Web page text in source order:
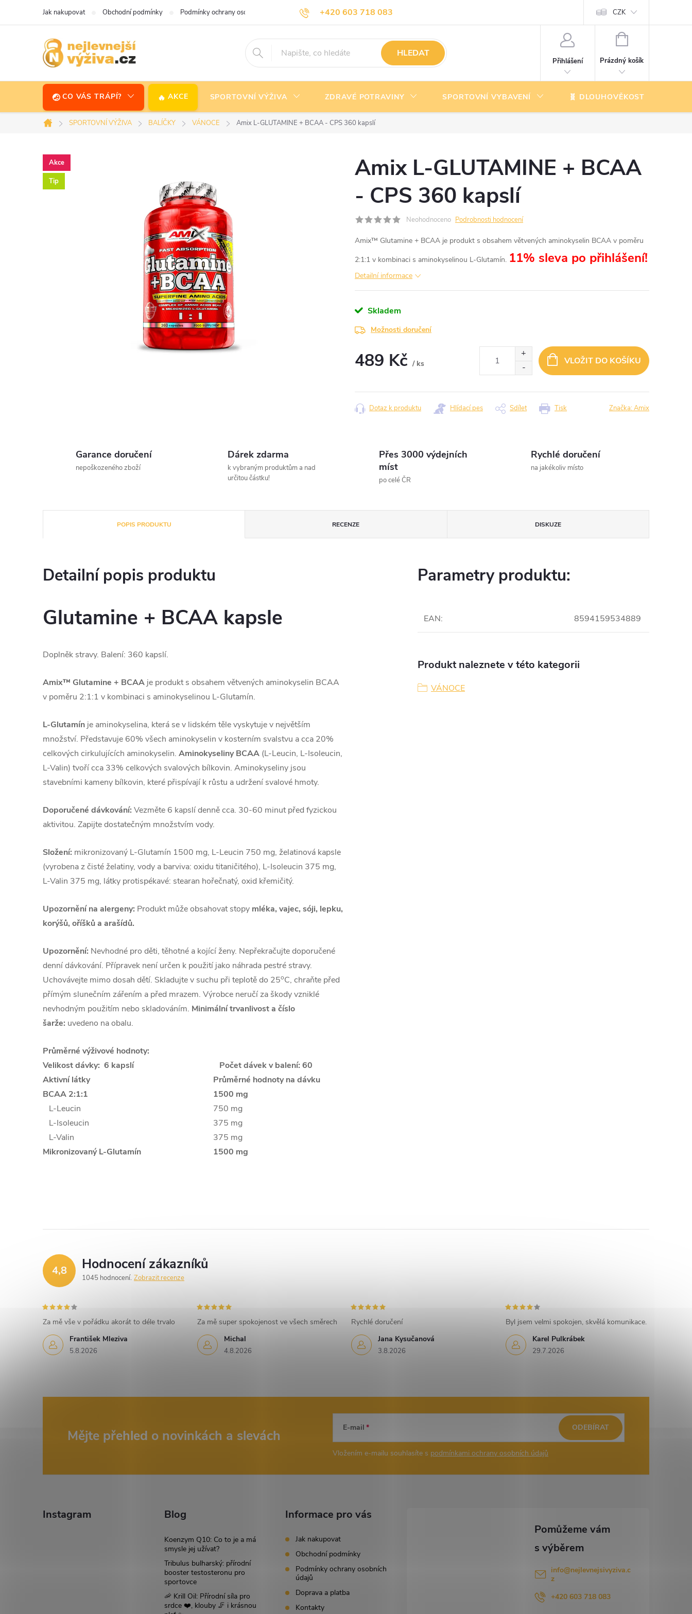
+420 603 718 083
info@nejlevnejsivyziva.cz
Jak nakupovat Obchodní podmínky Podmínky ochrany osobních údajů Doprava a platba Kontakty CZK
HLEDAT
Přihlášení
NÁKUPNÍ
Prázdný košík
CO VÁS TRÁPÍ? AKCE SPORTOVNÍ VÝŽIVA ZDRAVÉ POTRAVINY SPORTOVNÍ VYBAVENÍ 🧬 DLOUHOVĚKOST
Domů
SPORTOVNÍ VÝŽIVA BALÍČKY VÁNOCE Amix L-GLUTAMINE + BCAA - CPS 360 kapslí
Akce
Tip
Amix L-GLUTAMINE + BCAA
- CPS 360 kapslí
Neohodnoceno Podrobnosti hodnocení
Amix™ Glutamine + BCAA je produkt s obsahem větvených aminokyselin BCAA v poměru
2:1:1 v kombinaci s aminokyselinou L-Glutamín. 11% sleva po přihlášení!
Detailní informace
Skladem
Možnosti doručení
489 Kč / ks
VLOŽIT DO KOŠÍKU
Tisk
Dotaz k produktu Hlídací pes Sdílet Značka:Amix
Garance doručení
nepoškozeného zboží
Dárek zdarma
k vybraným produktům a nad
určitou částku!
Přes 3000 výdejních
míst
po celé ČR
Rychlé doručení
na jakékoliv místo
POPIS PRODUKTU RECENZE DISKUZE
Detailní popis produktu
Glutamine + BCAA kapsle
Doplněk stravy. Balení: 360 kapslí.
Amix™ Glutamine + BCAA je produkt s obsahem větvených aminokyselin BCAA
v poměru 2:1:1 v kombinaci s aminokyselinou L-Glutamín.
L-Glutamín je aminokyselina, která se v lidském těle vyskytuje v největším
množství. Představuje 60% všech aminokyselin v kosterním svalstvu a cca 20%
celkových cirkulujících aminokyselin. Aminokyseliny BCAA (L-Leucin, L-Isoleucin,
L-Valin) tvoří cca 33% celkových svalových bílkovin. Aminokyseliny jsou
stavebními kameny bílkovin, které přispívají k růstu a udržení svalové hmoty.
Doporučené dávkování: Vezměte 6 kapslí denně cca. 30-60 minut před fyzickou
aktivitou. Zapijte dostatečným množstvím vody.
Složení: mikronizovaný L-Glutamín 1500 mg, L-Leucin 750 mg, želatinová kapsle
(vyrobena z čisté želatiny, vody a barviva: oxidu titaničitého), L-Isoleucin 375 mg,
L-Valin 375 mg, látky protispékavé: stearan hořečnatý, oxid křemičitý.
Upozornění na alergeny: Produkt může obsahovat stopy mléka, vajec, sóji, lepku,
korýšů, oříšků a arašídů.
Upozornění: Nevhodné pro děti, těhotné a kojící ženy. Nepřekračujte doporučené
denní dávkování. Přípravek není určen k použití jako náhrada pestré stravy.
Uchovávejte mimo dosah dětí. Skladujte v suchu při teplotě do 25oC, chraňte před
přímým slunečním zářením a před mrazem. Výrobce neručí za škody vzniklé
nevhodným použitím nebo skladováním. Minimální trvanlivost a číslo
šarže: uvedeno na obalu.
Průměrné výživové hodnoty:
Velikost dávky: 6 kapslí
Počet dávek v balení: 60
Aktivní látky
Průměrné hodnoty na dávku
BCAA 2:1:1
1500 mg
L-Leucin
750 mg
L-Isoleucin
375 mg
L-Valin
375 mg
Mikronizovaný L-Glutamín
1500 mg
Parametry produktu:
EAN: 8594159534889
Produkt naleznete v této kategorii
VÁNOCE
4,8 Hodnocení zákazníků
1045 hodnocení Zobrazit recenze
František Mleziva
5.8.2026
Za mě vše v pořádku akorát to déle trvalo
Michal
4.8.2026
Za mě super spokojenost ve všech směrech
Jana Kysučanová
3.8.2026
Rychlé doručení
Karel Pulkrábek
29.7.2026
Byl jsem velmi spokojen, skvělá komunikace.
Mějte přehled o novinkách a slevách E-mail
Vložením e-mailu souhlasíte s podmínkami ochrany osobních údajů
ODEBÍRAT
Instagram Blog
Koenzym Q10: Co to je a má
smysle jej užívat?
Tribulus bulharský: přírodní
booster testosteronu pro
sportovce
🦐 Krill Oil: Přírodní síla pro
srdce ❤️, klouby 🦵 i krásnou
Informace pro vás
Jak nakupovat
Obchodní podmínky
Podmínky ochrany osobních
údajů
Doprava a platba
Kontakty
info@nejlevnejsivyziva.c
z
+420 603 718 083